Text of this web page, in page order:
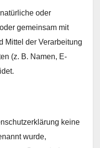
oder
gemeinsam mit
Mittel der Verarbeitung
(z. B. Namen, E-
keine
wurde,